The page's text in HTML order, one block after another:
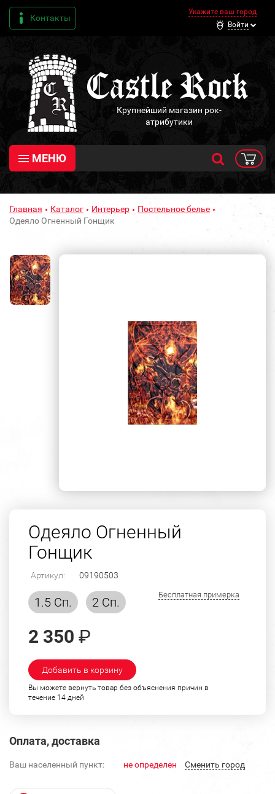
Контакты
Укажите ваш город
Войти
Крупнейший магазин рок-
атрибутики
МЕНЮ
Главная Каталог Интерьер
Постельное белье
Одеяло Огненный Гонщик
Одеяло Огненный
Гонщик
Артикул: 09190503
1.5 Сп. 2 Сп.
Бесплатная примерка
2 350 ₽
Добавить в корзину
Вы можете вернуть товар без объяснения причин в
течение 14 дней
Оплата, доставка
Ваш населенный пункт: не определен Cменить город